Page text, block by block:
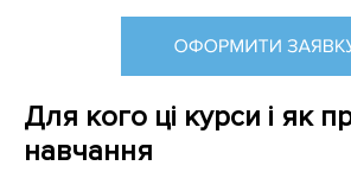
Для кого ці курси і як
навчання